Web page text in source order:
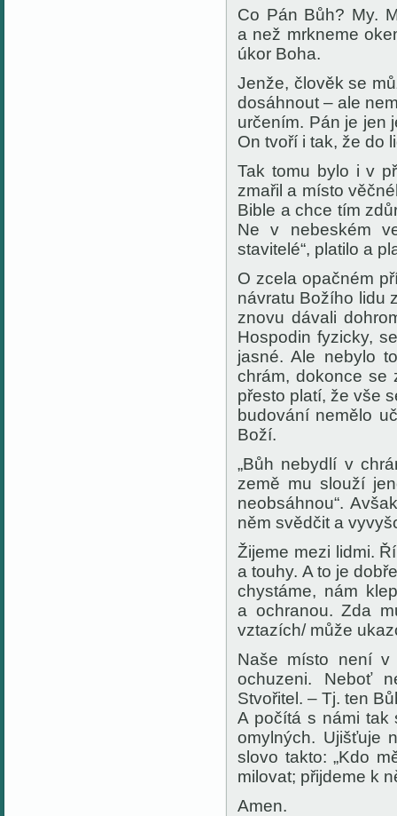
Co Pán Bůh? My.
a než mrkneme
úkor Boha.
Jenže, člověk se
dosáhnout – ale
určením. Pán je jen
On tvoří i tak, že do
Tak tomu bylo i v
zmařil a místo
Bible a chce tím
Ne v nebeském
stavitelé“, platilo a
O zcela opačném
návratu Božího lidu
znovu dávali
Hospodin fyzicky,
jasné. Ale nebylo
chrám, dokonce se
přesto platí, že vše
budování nemělo
Boží.
„Bůh nebydlí v
země mu slouží
neobsáhnou“.
něm svědčit a
Žijeme mezi lidmi.
a touhy. A to je
chystáme, nám
a ochranou. Zda
vztazích/ může
Naše místo není v
ochuzeni. Neboť
Stvořitel. – Tj. ten
A počítá s námi tak
omylných. Ujišťuje
slovo takto: „Kdo
milovat; přijdeme k
Amen.